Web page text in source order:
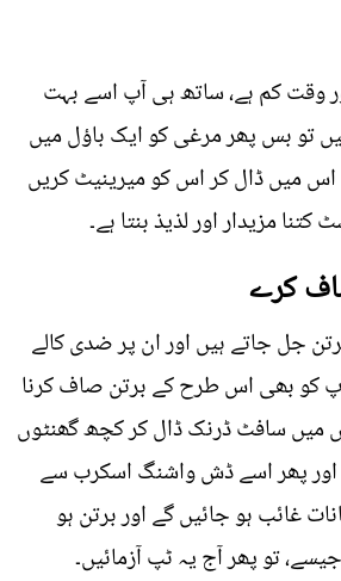
وقت کم ہے، ساتھ ہی آپ اسے بہت
تو بس پھر مرغی کو ایک باؤل میں
اس میں ڈال کر اس کو میرینیٹ کریں
مزیدار اور لذیذ بنتا ہے۔
کرے
جل جاتے ہیں اور ان پر ضدی کالے
آپ کو بھی اس طرح کے برتن صاف کرنا
میں سافٹ ڈرنک ڈال کر کچھ گھنٹوں
اور پھر اسے ڈش واشنگ اسکرب سے
غائب ہو جائیں گے اور برتن ہو
تو پھر آج یہ ٹپ آزمائیں۔